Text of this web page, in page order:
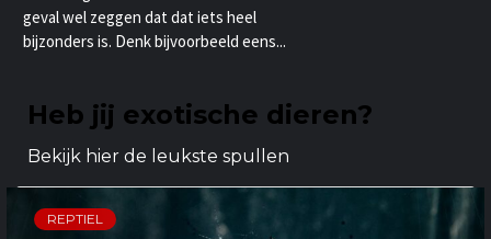
geval wel zeggen dat dat iets heel
bijzonders is. Denk bijvoorbeeld eens...
Heb jij exotische dieren?
Bekijk hier de leukste spullen
REPTIEL